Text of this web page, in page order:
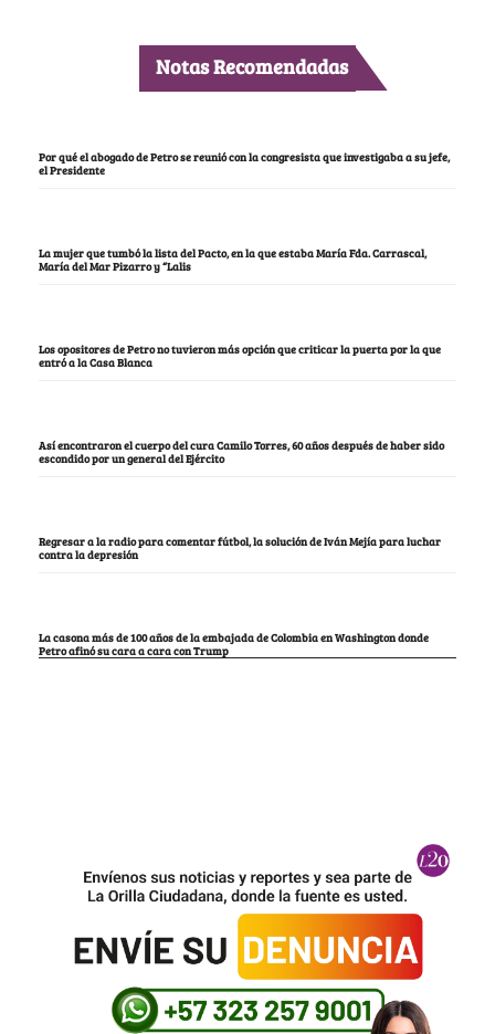
Notas Recomendadas
Por qué el abogado de Petro se reunió con la congresista que investigaba a su jefe,
el Presidente
La mujer que tumbó la lista del Pacto, en la que estaba María Fda. Carrascal,
María del Mar Pizarro y “Lalis
Los opositores de Petro no tuvieron más opción que criticar la puerta por la que
entró a la Casa Blanca
Así encontraron el cuerpo del cura Camilo Torres, 60 años después de haber sido
escondido por un general del Ejército
Regresar a la radio para comentar fútbol, la solución de Iván Mejía para luchar
contra la depresión
La casona más de 100 años de la embajada de Colombia en Washington donde
Petro afinó su cara a cara con Trump